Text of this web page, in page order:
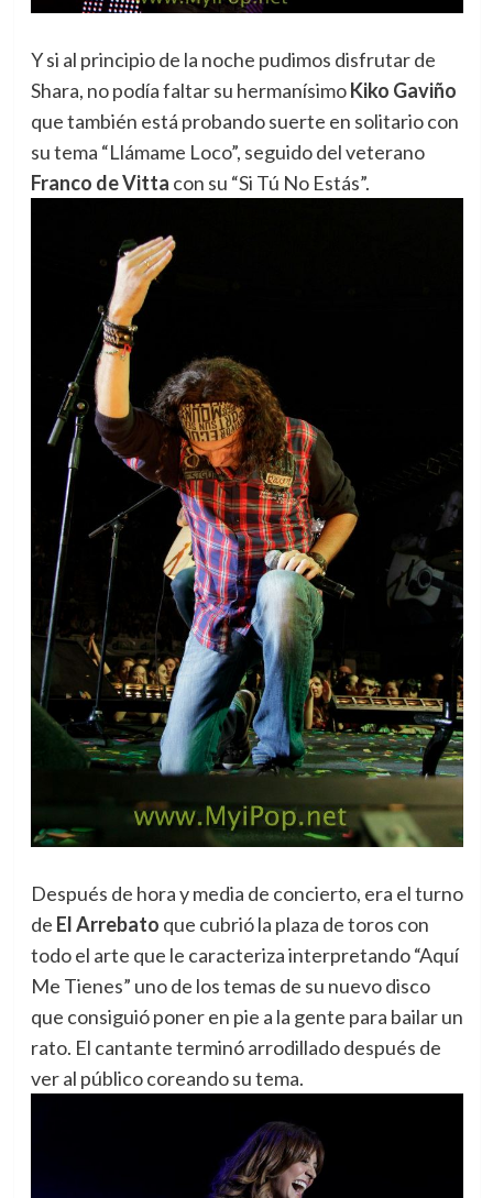
Y si al principio de la noche pudimos disfrutar de
Shara, no podía faltar su hermanísimoKiko Gaviño
que también está probando suerte en solitario con
su tema “Llámame Loco”, seguido del veterano
Franco de Vitta con su “Si Tú No Estás”.
Después de hora y media de concierto, era el turno
de El Arrebato que cubrió la plaza de toros con
todo el arte que le caracteriza interpretando “Aquí
Me Tienes” uno de los temas de su nuevo disco
que consiguió poner en pie a la gente para bailar un
rato. El cantante terminó arrodillado después de
ver al público coreando su tema.